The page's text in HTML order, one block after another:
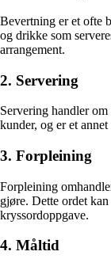
Bevertning er et ofte
og drikke som
arrangement.
2. Servering
Servering handler
kunder, og er et
3. Forpleining
Forpleining
gjøre. Dette ordet
kryssordoppgave.
4. Måltid